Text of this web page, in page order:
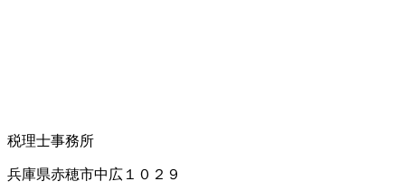
税理士事務所
兵庫県赤穂市中広１０２９